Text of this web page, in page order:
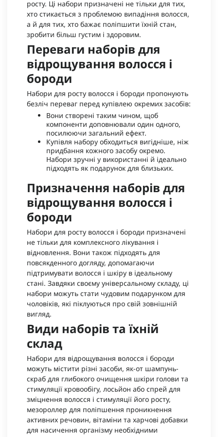
росту. Ці набори призначені не тільки для тих,
хто стикається з проблемою випадіння волосся,
а й для тих, хто бажає поліпшити їхній стан,
зробити більш густим і здоровим.
Переваги наборів для
відрощування волосся і
бороди
Набори для росту волосся і бороди пропонують
безліч переваг перед купівлею окремих засобів:
Вони створені таким чином, щоб
компоненти доповнювали один одного,
посилюючи загальний ефект.
Купівля набору обходиться вигідніше, ніж
придбання кожного засобу окремо.
Набори зручні у використанні й ідеально
підходять як подарунок для близьких.
Призначення наборів для
відрощування волосся і
бороди
Набори для росту волосся і бороди призначені
не тільки для комплексного лікування і
відновлення. Вони також підходять для
повсякденного догляду, допомагаючи
підтримувати волосся і шкіру в ідеальному
стані. Завдяки своєму універсальному складу, ці
набори можуть стати чудовим подарунком для
чоловіків, які піклуються про свій зовнішній
вигляд.
Види наборів та їхній
склад
Набори для відрощування волосся і бороди
можуть містити різні засоби, як-от шампунь-
скраб для глибокого очищення шкіри голови та
стимуляції кровообігу, лосьйон або спрей для
зміцнення волосся і стимуляції його росту,
мезороллер для поліпшення проникнення
активних речовин, вітаміни та харчові добавки
для насичення організму необхідними